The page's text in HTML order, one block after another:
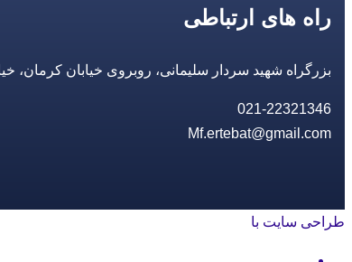
راه های ارتباطی
بزرگراه شهید سردار سلیمانی، روبروی خیابان کرمان، خیابان هدایتی،
021-22321346
Mf.ertebat@gmail.com
طراحی سایت با